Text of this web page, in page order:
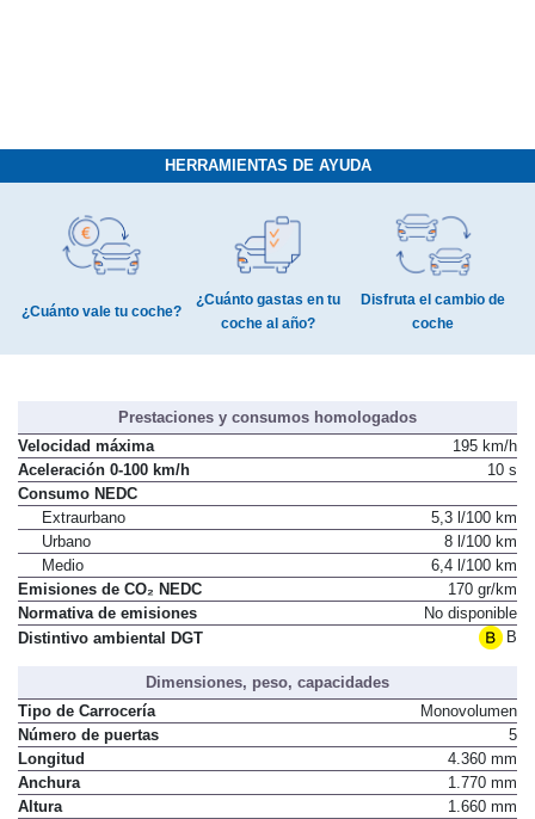
HERRAMIENTAS DE AYUDA
¿Cuánto vale tu coche?
¿Cuánto gastas en tu
coche al año?
Disfruta el cambio de
coche
Prestaciones y consumos homologados
Velocidad máxima
195 km/h
Aceleración 0-100 km/h
10 s
Consumo NEDC
Extraurbano
5,3 l/100 km
Urbano
8 l/100 km
Medio
6,4 l/100 km
Emisiones de CO₂ NEDC
170 gr/km
Normativa de emisiones
No disponible
Distintivo ambiental DGT
B
Dimensiones, peso, capacidades
Tipo de Carrocería
Monovolumen
Número de puertas
5
Longitud
4.360 mm
Anchura
1.770 mm
Altura
1.660 mm